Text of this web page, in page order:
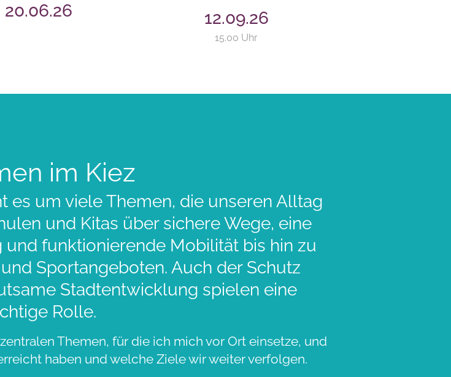
20.06.26 12.09.26
15.00 Uhr
im Kiez
es um viele Themen, die unseren Alltag
und Kitas über sichere Wege, eine
funktionierende Mobilität bis hin zu
Sportangeboten. Auch der Schutz
Stadtentwicklung spielen eine
Rolle.
Themen, für die ich mich vor Ort einsetze, und
haben und welche Ziele wir weiter verfolgen.